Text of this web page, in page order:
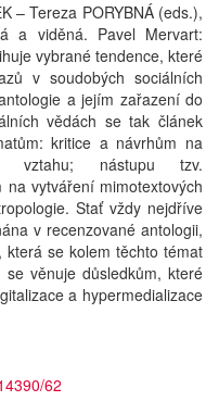
– Tereza PORYBNÁ (eds.),
a viděná. Pavel Mervart:
vybrané tendence, které
v soudobých sociálních
a jejím zařazení do
vědách se tak článek
kritice a návrhům na
vztahu; nástupu tzv.
vytváření mimotextových
Stať vždy nejdříve
v recenzované antologii,
se kolem těchto témat
věnuje důsledkům, které
a hypermedializace
62